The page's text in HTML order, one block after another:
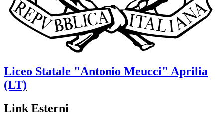
Liceo Statale "Antonio Meucci" Aprilia
(LT)
Link Esterni